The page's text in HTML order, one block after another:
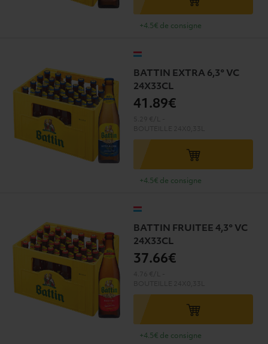
+4.5€ de consigne
BATTIN EXTRA 6,3° VC
24X33CL
41 .89€
+4.5€ de consigne
BATTIN FRUITEE 4,3° VC
24X33CL
37.66€
+4.5€ de consigne